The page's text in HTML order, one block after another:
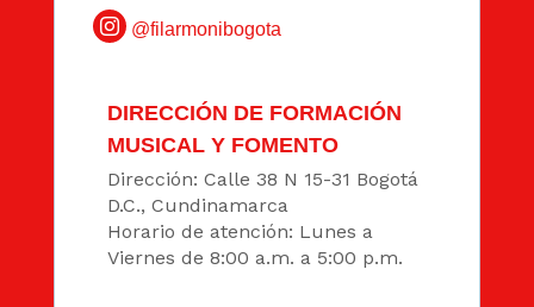
@filarmonibogota
DIRECCIÓN DE FORMACIÓN
MUSICAL Y FOMENTO
Dirección: Calle 38 N 15-31 Bogotá
D.C., Cundinamarca
Horario de atención: Lunes a
Viernes de 8:00 a.m. a 5:00 p.m.